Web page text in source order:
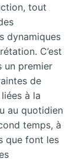
tout
dynamiques
C’est
un premier
de
à la
au quotidien
temps, à
que font les